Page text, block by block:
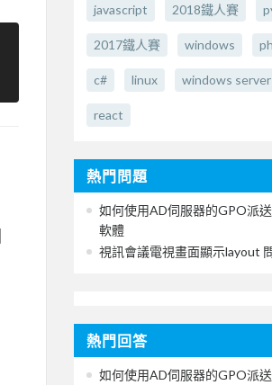
javascript 2018鐵人賽
2017鐵人賽 windows
c# linux windows server
react
熱門問題
如何使用AD伺服器的GPO派
軟體
視訊會議電視畫面顯示layout
熱門回答
如何使用AD伺服器的GPO派